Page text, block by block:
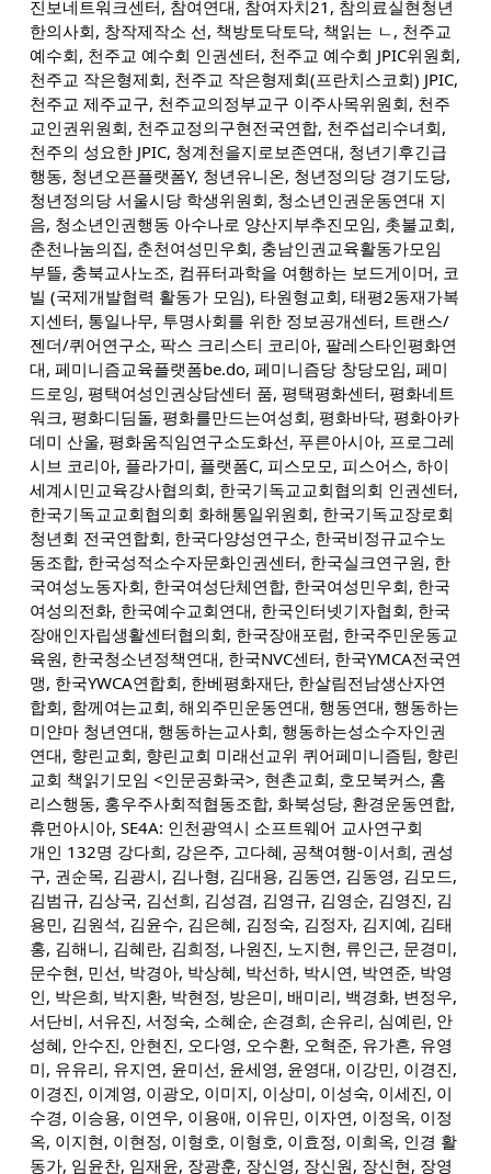
진보네트워크센터, 참여연대, 참여자치21, 참의료실현청년
한의사회, 창작제작소 선, 책방토닥토닥, 책읽는 ㄴ, 천주교
예수회, 천주교 예수회 인권센터, 천주교 예수회 JPIC위원회,
천주교 작은형제회, 천주교 작은형제회(프란치스코회) JPIC,
천주교 제주교구, 천주교의정부교구 이주사목위원회, 천주
교인권위원회, 천주교정의구현전국연합, 천주섭리수녀회,
천주의 성요한 JPIC, 청계천을지로보존연대, 청년기후긴급
행동, 청년오픈플랫폼Y, 청년유니온, 청년정의당 경기도당,
청년정의당 서울시당 학생위원회, 청소년인권운동연대 지
음, 청소년인권행동 아수나로 양산지부추진모임, 촛불교회,
춘천나눔의집, 춘천여성민우회, 충남인권교육활동가모임
부뜰, 충북교사노조, 컴퓨터과학을 여행하는 보드게이머, 코
빌 (국제개발협력 활동가 모임), 타원형교회, 태평2동재가복
지센터, 통일나무, 투명사회를 위한 정보공개센터, 트랜스/
젠더/퀴어연구소, 팍스 크리스티 코리아, 팔레스타인평화연
대, 페미니즘교육플랫폼be.do, 페미니즘당 창당모임, 페미
드로잉, 평택여성인권상담센터 품, 평택평화센터, 평화네트
워크, 평화디딤돌, 평화를만드는여성회, 평화바닥, 평화아카
데미 산울, 평화움직임연구소도화선, 푸른아시아, 프로그레
시브 코리아, 플라가미, 플랫폼C, 피스모모, 피스어스, 하이
세계시민교육강사협의회, 한국기독교교회협의회 인권센터,
한국기독교교회협의회 화해통일위원회, 한국기독교장로회
청년회 전국연합회, 한국다양성연구소, 한국비정규교수노
동조합, 한국성적소수자문화인권센터, 한국실크연구원, 한
국여성노동자회, 한국여성단체연합, 한국여성민우회, 한국
여성의전화, 한국예수교회연대, 한국인터넷기자협회, 한국
장애인자립생활센터협의회, 한국장애포럼, 한국주민운동교
육원, 한국청소년정책연대, 한국NVC센터, 한국YMCA전국연
맹, 한국YWCA연합회, 한베평화재단, 한살림전남생산자연
합회, 함께여는교회, 해외주민운동연대, 행동연대, 행동하는
미얀마 청년연대, 행동하는교사회, 행동하는성소수자인권
연대, 향린교회, 향린교회 미래선교위 퀴어페미니즘팀, 향린
교회 책읽기모임 <인문공화국>, 현촌교회, 호모북커스, 홈
리스행동, 홍우주사회적협동조합, 화북성당, 환경운동연합,
휴먼아시아, SE4A: 인천광역시 소프트웨어 교사연구회
개인 132명 강다희, 강은주, 고다혜, 공책여행-이서희, 권성
구, 권순목, 김광시, 김나형, 김대용, 김동연, 김동영, 김모드,
김범규, 김상국, 김선희, 김성겸, 김영규, 김영순, 김영진, 김
용민, 김원석, 김윤수, 김은혜, 김정숙, 김정자, 김지예, 김태
홍, 김해니, 김혜란, 김희정, 나원진, 노지현, 류인근, 문경미,
문수현, 민선, 박경아, 박상혜, 박선하, 박시연, 박연준, 박영
인, 박은희, 박지환, 박현정, 방은미, 배미리, 백경화, 변정우,
서단비, 서유진, 서정숙, 소혜순, 손경희, 손유리, 심예린, 안
성혜, 안수진, 안현진, 오다영, 오수환, 오혁준, 유가흔, 유영
미, 유유리, 유지연, 윤미선, 윤세영, 윤영대, 이강민, 이경진,
이경진, 이계영, 이광오, 이미지, 이상미, 이성숙, 이세진, 이
수경, 이승용, 이연우, 이용애, 이유민, 이자연, 이정옥, 이정
옥, 이지현, 이현정, 이형호, 이형호, 이효정, 이희옥, 인경 활
동가, 임윤찬, 임재윤, 장광훈, 장신영, 장신원, 장신현, 장영